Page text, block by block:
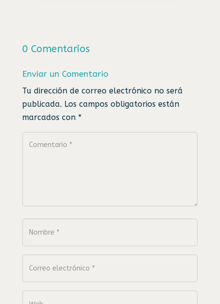
0 Comentarios
Enviar un Comentario
Tu dirección de correo electrónico no será
publicada. Los campos obligatorios están
marcados con *